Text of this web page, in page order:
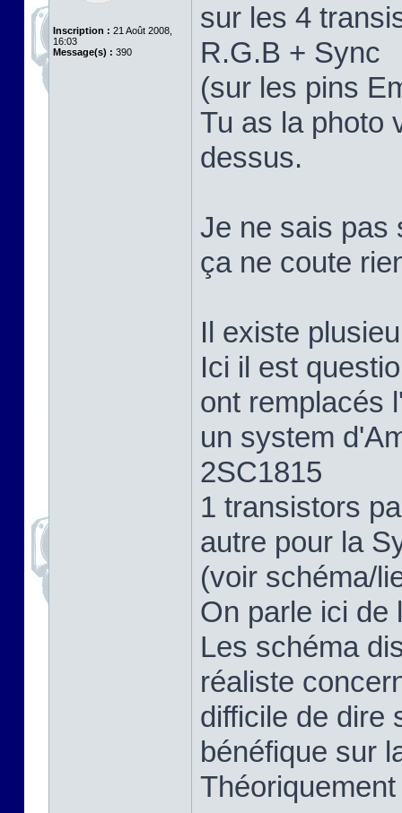
Inscription : 21 Août 2008,
16:03
Message(s) : 390
sur les 4
R.G.B + Sync
(sur les pins
Tu as la photo
dessus.
Je ne sais pas
ça ne coute
Il existe
Ici il est
ont remplacés
un system
2SC1815
1 transistors
autre pour la
(voir schéma/
On parle ici de
Les schéma
réaliste
difficile de dire
bénéfique sur